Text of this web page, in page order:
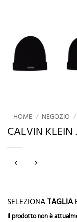
HOME / NEGOZIO /
CALVIN KLEIN
SELEZIONATAGLIA
Il prodotto non è